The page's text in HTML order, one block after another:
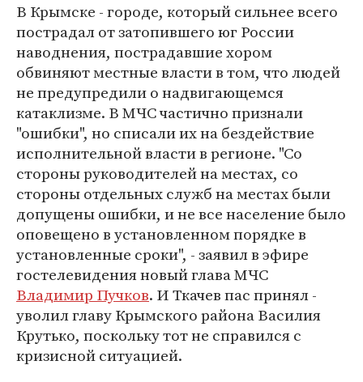
В Крымске - городе, который сильнее всего
пострадал от затопившего юг России
наводнения, пострадавшие хором
обвиняют местные власти в том, что людей
не предупредили о надвигающемся
катаклизме. В МЧС частично признали
"ошибки", но списали их на бездействие
исполнительной власти в регионе. "Со
стороны руководителей на местах, со
стороны отдельных служб на местах были
допущены ошибки, и не все население было
оповещено в установленном порядке в
установленные сроки", - заявил в эфире
гостелевидения новый глава МЧС
Владимир Пучков. И Ткачев пас принял -
уволил главу Крымского района Василия
Крутько, поскольку тот не справился с
кризисной ситуацией.